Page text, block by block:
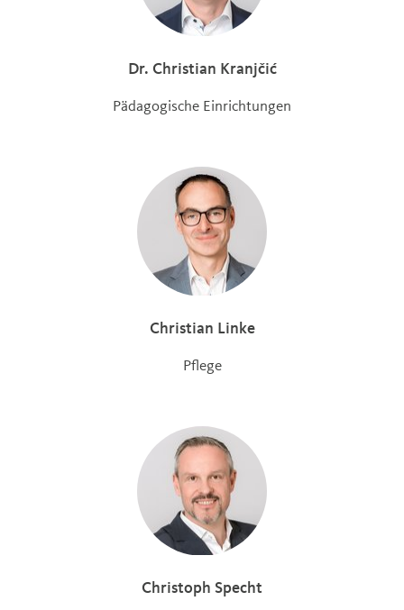
Dr. Christian Kranjčić
Pädagogische Einrichtungen
Christian Linke
Pflege
Christoph Specht